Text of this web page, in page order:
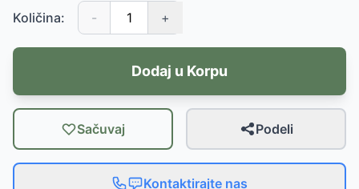
Količina: - +
Dodaj u Korpu
Sačuvaj Podeli
Kontaktirajte nas